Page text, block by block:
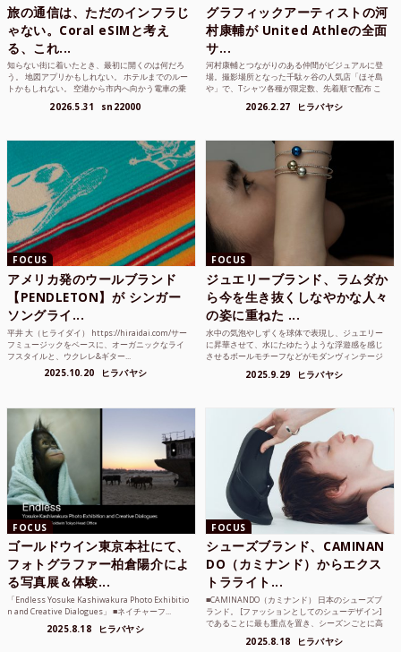
旅の通信は、ただのインフラじ
ゃない。Coral eSIMと考え
る、これ...
知らない街に着いたとき、最初に開くのは何だろ
う。 地図アプリかもしれない。 ホテルまでのルー
トかもしれない。 空港から市内へ向かう電車の乗
2026.5.31 sn22000
グラフィックアーティストの河
村康輔が United Athleの全面
サ...
河村康輔とつながりのある仲間がビジュアルに登
場。撮影場所となった千駄ヶ谷の人気店「ほそ島
や」で、Tシャツ各種が限定数、先着順で配布 こ
2026.2.27 ヒラバヤシ
FOCUS
アメリカ発のウールブランド
【PENDLETON】が シンガー
ソングライ...
平井 大（ヒライダイ） https://hiraidai.com/サー
フミュージックをベースに、オーガニックなライ
フスタイルと、ウクレレ&ギター...
2025.10.20 ヒラバヤシ
FOCUS
ジュエリーブランド、ラムダか
ら今を生き抜くしなやかな人々
の姿に重ねた ...
水中の気泡やしずくを球体で表現し、ジュエリー
に昇華させて、水にたゆたうような浮遊感を感じ
させるボールモチーフなどがモダンヴィンテージ
2025.9.29 ヒラバヤシ
FOCUS
ゴールドウイン東京本社にて、
フォトグラファー柏倉陽介によ
る写真展＆体験...
「Endless Yosuke Kashiwakura Photo Exhibitio
n and Creative Dialogues」 ■ネイチャーフ...
2025.8.18 ヒラバヤシ
FOCUS
シューズブランド、CAMINAN
DO（カミナンド）からエクス
トラライト...
■CAMINANDO（カミナンド） 日本のシューズブ
ランド。 [ファッションとしてのシューデザイン]
であることに最も重点を置き、シーズンごとに高
2025.8.18 ヒラバヤシ